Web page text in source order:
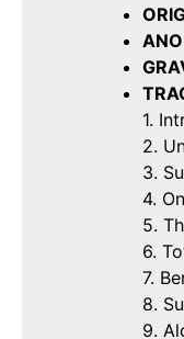
1.
2.
3.
4.
5.
6.
7.
8.
9.